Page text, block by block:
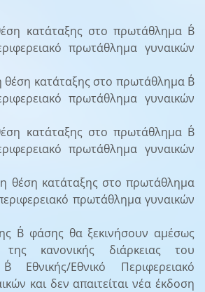
κατάταξης στο πρωτάθλημα Β΄
πρωτάθλημα γυναικών
κατάταξης στο πρωτάθλημα Β΄
πρωτάθλημα γυναικών
κατάταξης στο πρωτάθλημα Β΄
πρωτάθλημα γυναικών
θέση κατάταξης στο πρωτάθλημα
πρωτάθλημα γυναικών
Β΄ φάσης θα ξεκινήσουν αμέσως
κανονικής διάρκειας του
Εθνικής/Εθνικό Περιφερειακό
και δεν απαιτείται νέα έκδοση